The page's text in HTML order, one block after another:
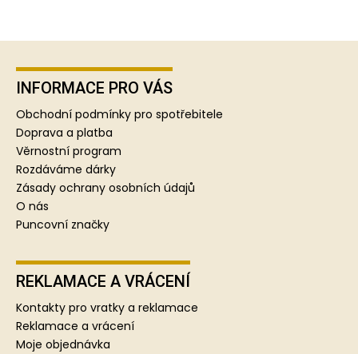
INFORMACE PRO VÁS
Obchodní podmínky pro spotřebitele
Doprava a platba
Věrnostní program
Rozdáváme dárky
Zásady ochrany osobních údajů
O nás
Puncovní značky
REKLAMACE A VRÁCENÍ
Kontakty pro vratky a reklamace
Reklamace a vrácení
Moje objednávka